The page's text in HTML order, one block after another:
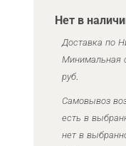
Нет в
Доставка по
Минимальная
руб.
Самовывоз
есть в
нет в